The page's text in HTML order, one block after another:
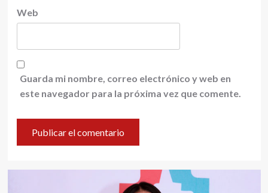
Web
Guarda mi nombre, correo electrónico y web en
este navegador para la próxima vez que comente.